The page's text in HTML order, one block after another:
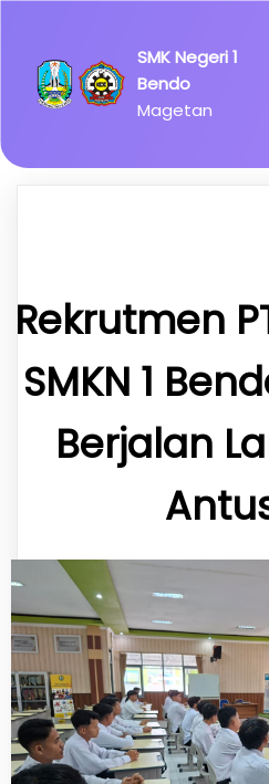
Lorem
been the
industry's
standard
text ever
SMK Negeri 1
Bendo
Magetan
Rekrutmen
SMKN 1
Berjalan